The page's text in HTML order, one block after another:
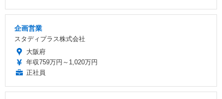
企画営業
スタディプラス株式会社
大阪府
年収759万円～1,020万円
正社員